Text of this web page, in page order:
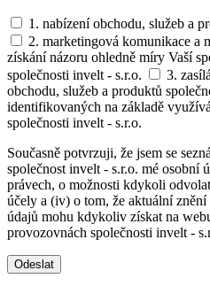
1. nabízení obchodu, služeb a
2. marketingová komunikace a
získání názoru ohledně míry Vaší
společnosti invelt - s.r.o.
3.
obchodu, služeb a produktů
identifikovaných na základě
společnosti invelt - s.r.o.
Současně potvrzuji, že jsem se
společnost invelt - s.r.o. mé osobní
právech, o možnosti kdykoli
účely a (iv) o tom, že aktuální
údajů mohu kdykoliv získat na
provozovnách společnosti invelt -
Odeslat